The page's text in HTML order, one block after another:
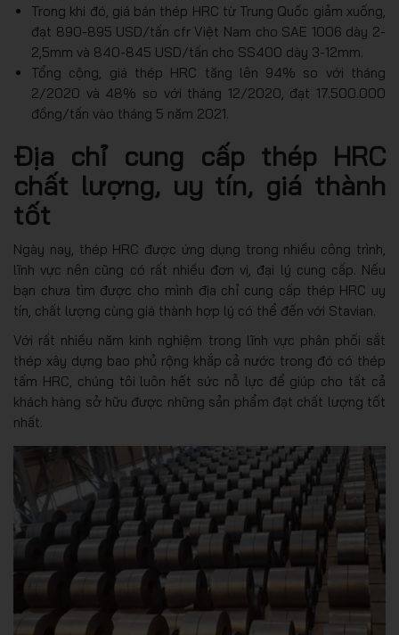
Trong khi đó, giá bán thép HRC từ Trung Quốc giảm xuống,
đạt 890-895 USD/tấn cfr Việt Nam cho SAE 1006 dày 2-
2,5mm và 840-845 USD/tấn cho SS400 dày 3-12mm.
Tổng cộng, giá thép HRC tăng lên 94% so với tháng
2/2020 và 48% so với tháng 12/2020, đạt 17.500.000
đồng/tấn vào tháng 5 năm 2021.
Địa chỉ cung cấp thép HRC
chất lượng, uy tín, giá thành
tốt
Ngày nay, thép HRC được ứng dụng trong nhiều công trình,
lĩnh vực nên cũng có rất nhiều đơn vị, đại lý cung cấp. Nếu
bạn chưa tìm được cho mình địa chỉ cung cấp thép HRC uy
tín, chất lượng cùng giá thành hợp lý có thể đến với Stavian.
Với rất nhiều năm kinh nghiệm trong lĩnh vực phân phối sắt
thép xây dựng bao phủ rộng khắp cả nước trong đó có thép
tấm HRC, chúng tôi luôn hết sức nỗ lực để giúp cho tất cả
khách hàng sở hữu được những sản phẩm đạt chất lượng tốt
nhất.